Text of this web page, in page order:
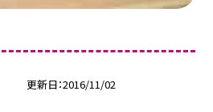
更新日 2016/11/02